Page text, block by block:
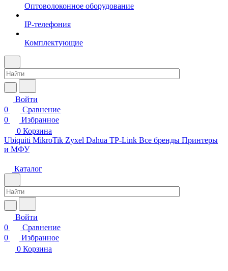
Оптоволоконное оборудование
IP-телефония
Комплектующие
Войти
0
Сравнение
0
Избранное
0 Корзина
Ubiquiti MikroTik Zyxel Dahua TP-Link Все бренды Принтеры
и МФУ
Каталог
Войти
0
Сравнение
0
Избранное
0 Корзина